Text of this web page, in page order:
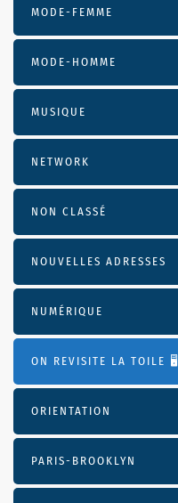
MODE-FEMME
MODE-HOMME
MUSIQUE
NETWORK
NON CLASSÉ
NOUVELLES ADRESSES
NUMÉRIQUE
ON REVISITE LA TOILE 🖥️
ORIENTATION
PARIS-BROOKLYN